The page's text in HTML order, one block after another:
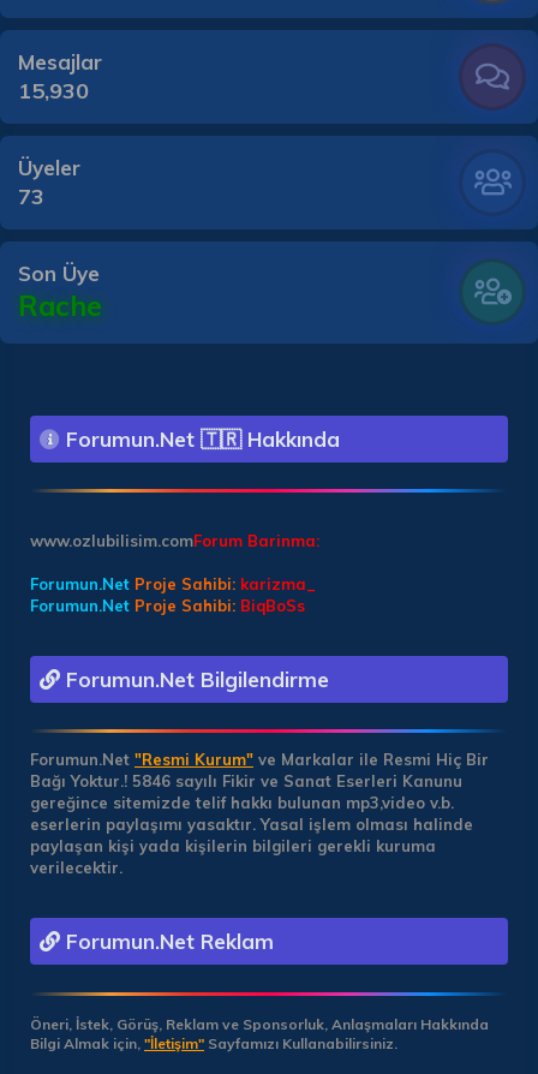
Mesajlar
15,930
Üyeler
73
Son Üye
Rache
Forumun.Net 🇹🇷 Hakkında
Forum Barinma:
www.ozlubilisim.com
Forumun.Net Proje Sahibi: karizma_
Forumun.Net Proje Sahibi: BiqBoSs
Forumun.Net Bilgilendirme
Forumun.Net "Resmi Kurum" ve Markalar ile Resmi Hiç Bir
Bağı Yoktur.! 5846 sayılı Fikir ve Sanat Eserleri Kanunu
gereğince sitemizde telif hakkı bulunan mp3,video v.b.
eserlerin paylaşımı yasaktır. Yasal işlem olması halinde
paylaşan kişi yada kişilerin bilgileri gerekli kuruma
verilecektir.
Forumun.Net Reklam
Öneri, İstek, Görüş, Reklam ve Sponsorluk, Anlaşmaları Hakkında
Bilgi Almak için, "İletişim" Sayfamızı Kullanabilirsiniz.